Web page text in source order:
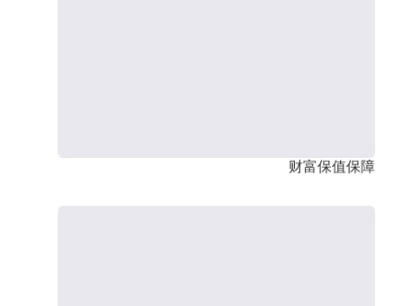
财富保值保障